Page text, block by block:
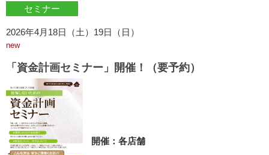
セミナー
2026年4月18日（土）19日（日）
new
「資金計画セミナー」開催！（要予約）
開催：各店舗